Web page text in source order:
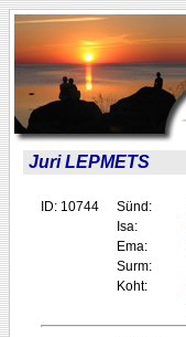
Juri LEPMETS
ID: 10744 Sünd:
Isa:
Ema:
Surm:
Koht: